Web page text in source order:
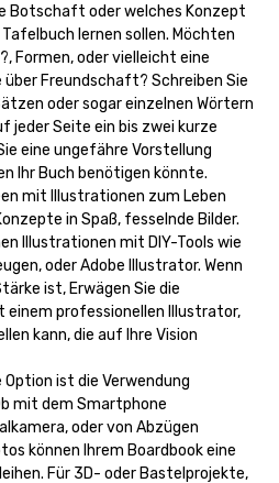
Botschaft oder welches Konzept
Tafelbuch lernen sollen. Möchten
Formen, oder vielleicht eine
Freundschaft? Schreiben Sie
oder sogar einzelnen Wörtern
jeder Seite ein bis zwei kurze
eine ungefähre Vorstellung
Ihr Buch benötigen könnte.
mit Illustrationen zum Leben
in Spaß, fesselnde Bilder.
Illustrationen mit DIY-Tools wie
oder Adobe Illustrator. Wenn
ist, Erwägen Sie die
einem professionellen Illustrator,
kann, die auf Ihre Vision
ist die Verwendung
mit dem Smartphone
oder von Abzügen
können Ihrem Boardbook eine
Für 3D- oder Bastelprojekte,